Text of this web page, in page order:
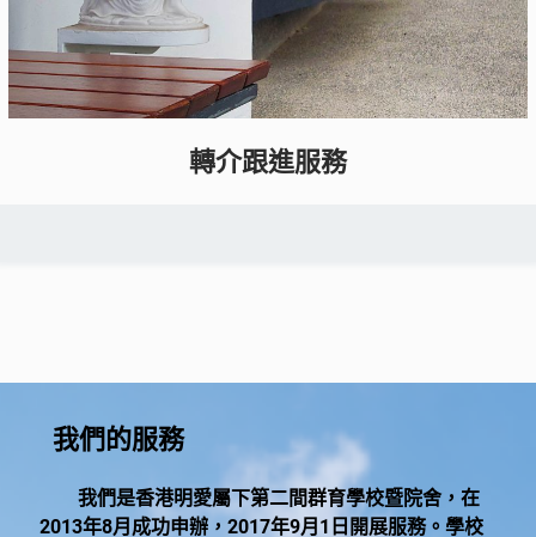
轉介跟進服務
我們的服務
我們是香港明愛屬下第二間群育學校暨院舍，在
2013年8月成功申辦，2017年9月1日開展服務。學校